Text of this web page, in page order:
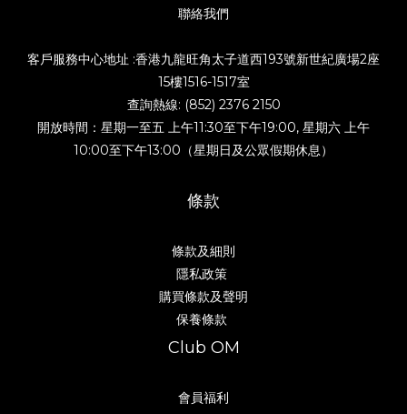
聯絡我們
客戶服務中心地址 :香港九龍旺角太子道西193號新世紀廣場2座
15樓1516-1517室
查詢熱線: (852) 2376 2150
開放時間：星期一至五 上午11:30至下午19:00, 星期六 上午
10:00至下午13:00（星期日及公眾假期休息）
條款
條款及細則
隱私政策
購買條款及聲明
保養條款
Club OM
會員福利